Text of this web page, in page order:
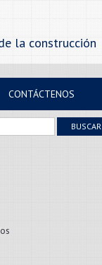
la construcción
CONTÁCTENOS
BUSCAR